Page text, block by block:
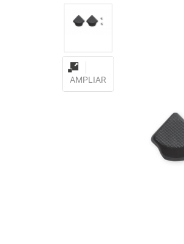
AMPLIAR